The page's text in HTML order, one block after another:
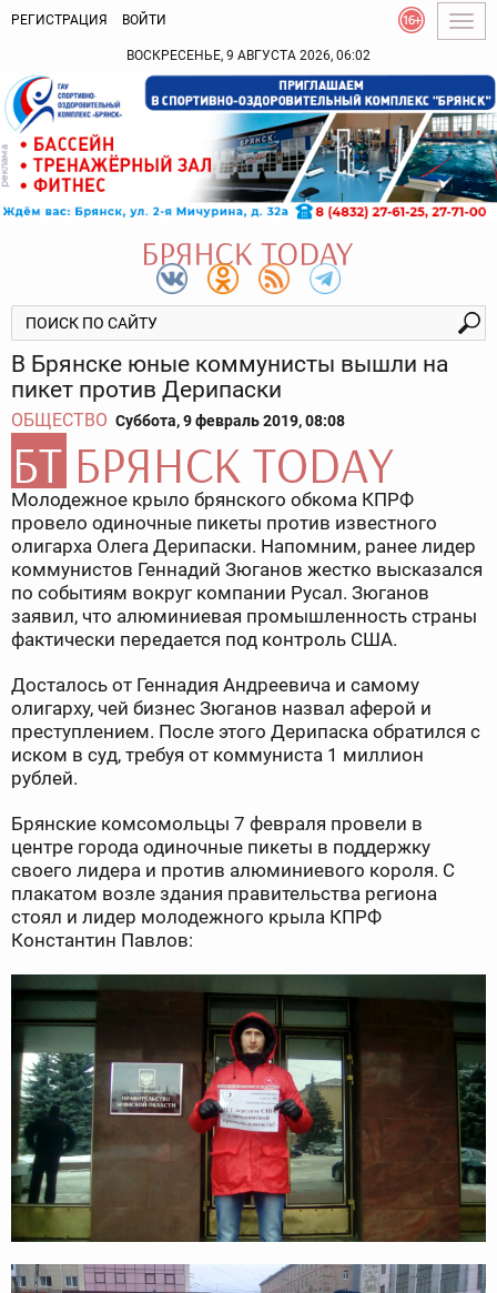
РЕГИСТРАЦИЯ ВОЙТИ
ВОСКРЕСЕНЬЕ, 9 АВГУСТА 2026, 06:02
В Брянске юные коммунисты вышли на
пикет против Дерипаски
ОБЩЕСТВО Суббота, 9 февраль 2019, 08:08
Молодежное крыло брянского обкома КПРФ
провело одиночные пикеты против известного
олигарха Олега Дерипаски. Напомним, ранее лидер
коммунистов Геннадий Зюганов жестко высказался
по событиям вокруг компании Русал. Зюганов
заявил, что алюминиевая промышленность страны
фактически передается под контроль США.
Досталось от Геннадия Андреевича и самому
олигарху, чей бизнес Зюганов назвал аферой и
преступлением. После этого Дерипаска обратился с
иском в суд, требуя от коммуниста 1 миллион
рублей.
Брянские комсомольцы 7 февраля провели в
центре города одиночные пикеты в поддержку
своего лидера и против алюминиевого короля. С
плакатом возле здания правительства региона
стоял и лидер молодежного крыла КПРФ
Константин Павлов: